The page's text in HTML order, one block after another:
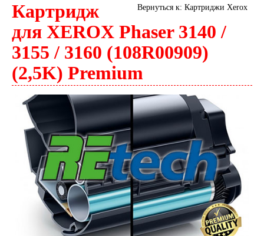
Вернуться к: Картриджи Xerox
Картридж
для XEROX Phaser 3140 /
3155 / 3160 (108R00909)
(2,5K) Premium